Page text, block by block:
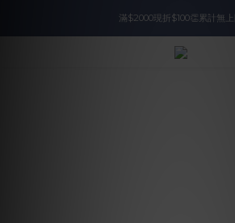
入會即領$888購物金🙌
滿$2000現折$100👏累計無上
入會即領$888購物金🙌